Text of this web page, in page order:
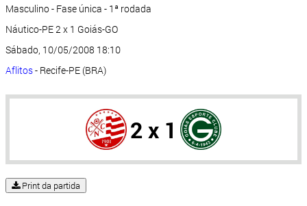
Masculino - Fase única - 1ª rodada
Náutico-PE 2 x 1 Goiás-GO
Sábado, 10/05/2008 18:10
Aflitos- Recife-PE (BRA)
2 x 1
Print da partida